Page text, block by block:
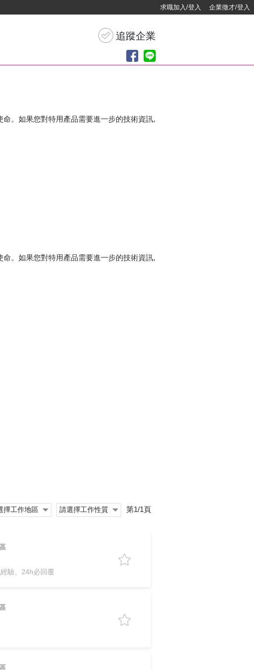
求職加入/登入 企業徵才/登入
。如果您對特用產品需要進一步的技術資訊,
。如果您對特用產品需要進一步的技術資訊,
第1/1頁
驗、24h必回覆